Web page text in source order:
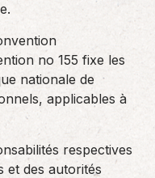
no 155 fixe les
nationale de
applicables à
respectives
et des autorités